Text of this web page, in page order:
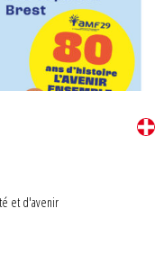
et d'avenir